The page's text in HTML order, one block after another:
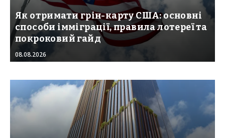
Як отримати грін-карту США: основні
способи імміграції, правила лотереї та
покроковий гайд
08.08.2026